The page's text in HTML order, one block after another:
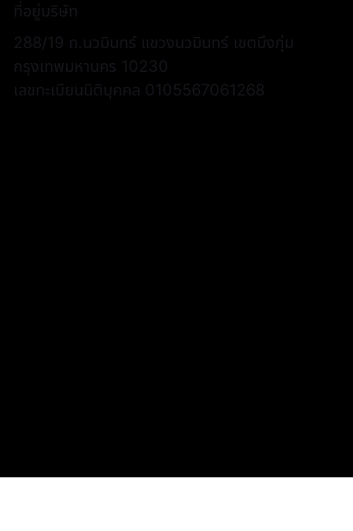
ที่อยู่บริษัท
288/19 ถ.นวมินทร์ แขวงนวมินทร์ เขตบึงกุ่ม
กรุงเทพมหานคร 10230
เลขทะเบียนนิติบุคคล 0105567061268